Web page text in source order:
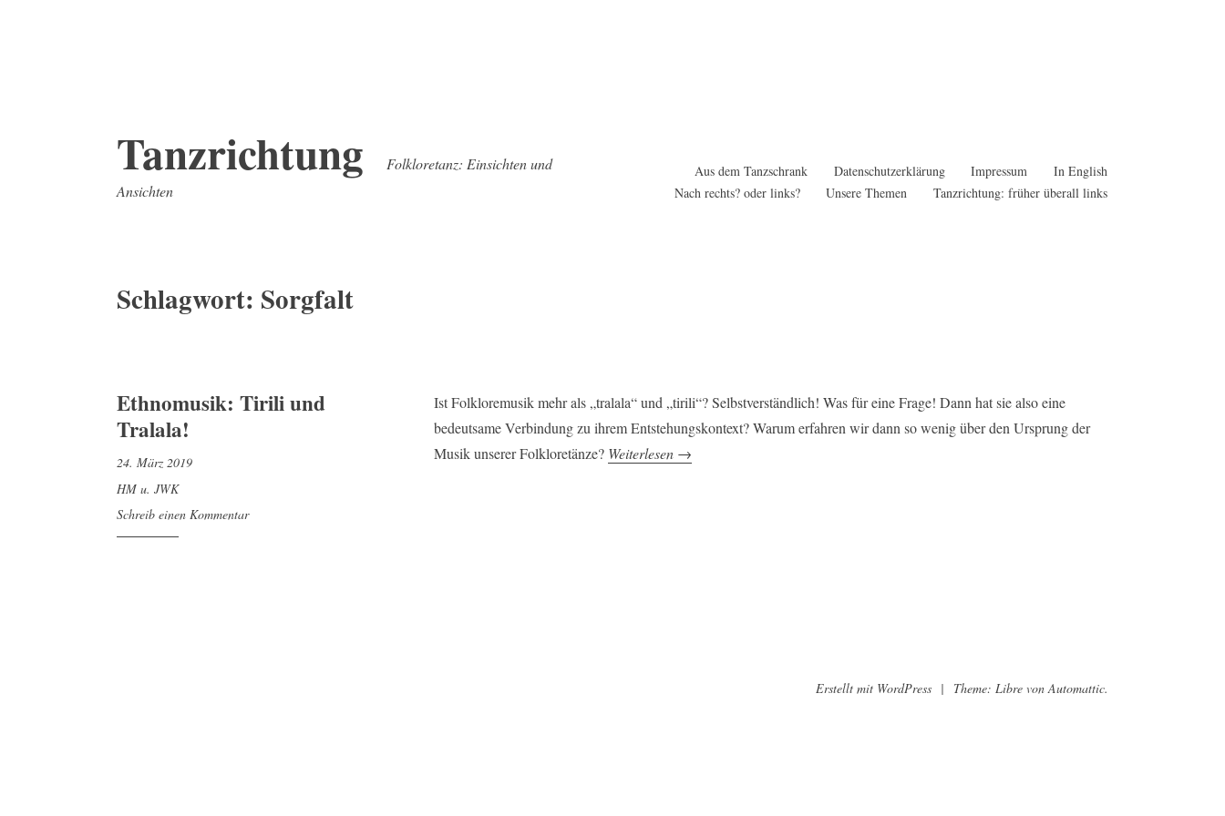
Inhalt
springen
Tanzrichtung
Folkloretanz: Einsichten und
Ansichten
Aus dem Tanzschrank Datenschutzerklärung Impressum
In English
Nach rechts? oder links?
Unsere Themen Tanzrichtung: früher überall links
Schlagwort: Sorgfalt
Ethnomusik: Tirili und
Tralala!
24. März 2019
HM u. JWK
Schreib einen Kommentar
Ist Folkloremusik mehr als „tralala“ und „tirili“? Selbstverständlich! Was für eine Frage! Dann hat sie also eine
bedeutsame Verbindung zu ihrem Entstehungskontext? Warum erfahren wir dann so wenig über den Ursprung der
Musik unserer Folkloretänze? Weiterlesen „Ethnomusik:
→
Erstellt mit WordPress | Theme: Libre vonAutomattic.